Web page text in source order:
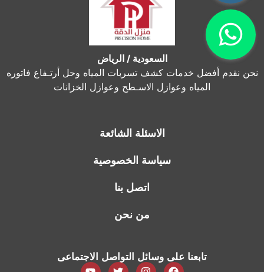
السعودية / الرياض
نحن نقدم أفضل خدمات كشف تسربات المياه وحل أرتـفاع فاتوره
المياه وعوازل الاسـطح وعوازل الخزانات
الاسئلة الشائعة
سياسة الخصوصية
اتصل بنا
من نحن
تابعنا على وسائل التواصل الاجتماعى